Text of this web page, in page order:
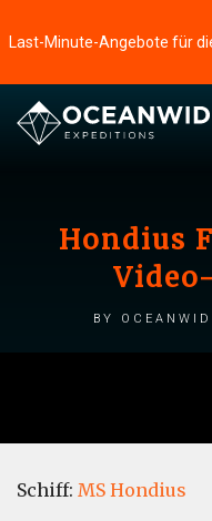
Hondius
by
Schiff: MS Hondius